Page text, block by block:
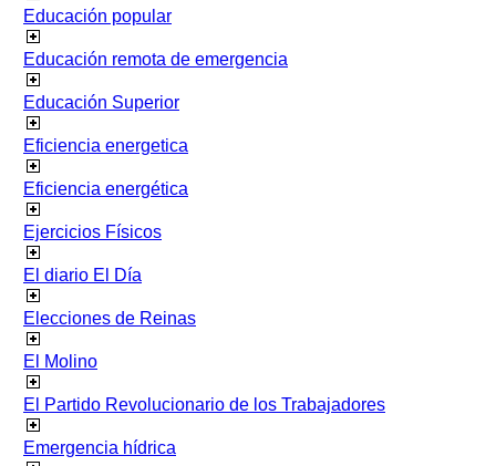
Educación popular
Educación remota de emergencia
Educación Superior
Eficiencia energetica
Eficiencia energética
Ejercicios Físicos
El diario El Día
Elecciones de Reinas
El Molino
El Partido Revolucionario de los Trabajadores
Emergencia hídrica